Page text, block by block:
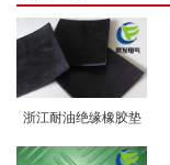
浙江耐油绝缘橡胶垫